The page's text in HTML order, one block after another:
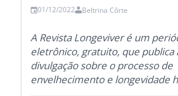
01/12/2022 Beltrina Côrte
A Revista Longeviver é um
eletrônico, gratuito, que publica
divulgação sobre o processo de
envelhecimento e longevidade